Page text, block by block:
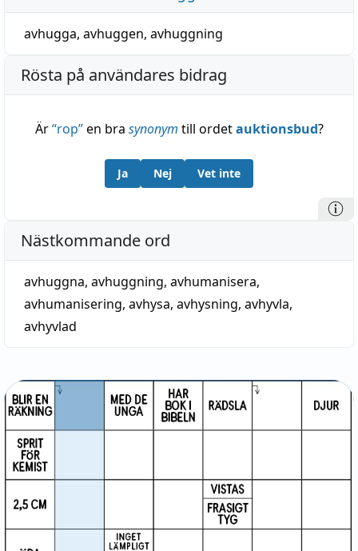
avhugga, avhuggen, avhuggning
Rösta på användares bidrag
Är“rop”en bra synonym till ordetauktionsbud?
Ja Nej Vet inte
Nästkommande ord
avhuggna, avhuggning, avhumanisera,
avhumanisering, avhysa, avhysning, avhyvla,
avhyvlad